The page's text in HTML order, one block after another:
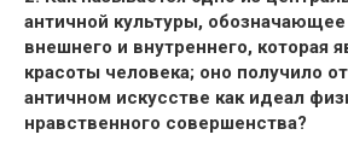
античной культуры,
внешнего и внутреннего, которая
красоты человека; оно получило
античном искусстве как идеал
нравственного совершенства?